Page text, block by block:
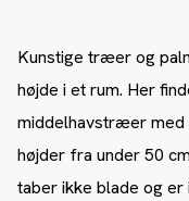
Kunstige træer og
højde i et rum. Her
middelhavstræer
højder fra under 50
taber ikke blade og